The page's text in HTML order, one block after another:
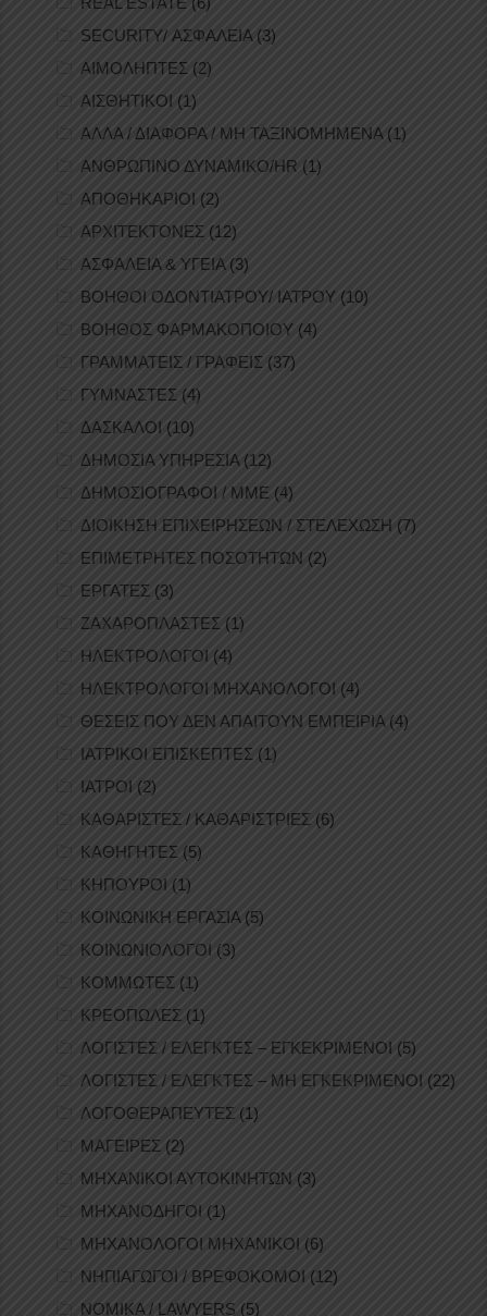
SECURITY/ ΑΣΦΑΛΕΙΑ(3)
ΑΙΜΟΛΗΠΤΕΣ (2)
ΑΙΣΘΗΤΙΚΟΙ (1)
ΑΛΛΑ / ΔΙΑΦΟΡΑ / ΜΗ ΤΑΞΙΝΟΜΗΜΕΝΑ(1)
ΑΝΘΡΩΠΙΝΟ ΔΥΝΑΜΙΚΟ/HR (1)
ΑΠΟΘΗΚΑΡΙΟΙ (2)
ΑΡΧΙΤΕΚΤΟΝΕΣ (12)
ΑΣΦΑΛΕΙΑ & ΥΓΕΙΑ(3)
ΒΟΗΘΟΙ ΟΔΟΝΤΙΑΤΡΟΥ/ ΙΑΤΡΟΥ (10)
ΒΟΗΘΟΣ ΦΑΡΜΑΚΟΠΟΙΟΥ (4)
ΓΡΑΜΜΑΤΕΙΣ / ΓΡΑΦΕΙΣ (37)
ΓΥΜΝΑΣΤΕΣ (4)
ΔΑΣΚΑΛΟΙ (10)
ΔΗΜΟΣΙΑ ΥΠΗΡΕΣΙΑ(12)
ΔΗΜΟΣΙΟΓΡΑΦΟΙ / ΜΜΕ (4)
ΔΙΟΙΚΗΣΗ ΕΠΙΧΕΙΡΗΣΕΩΝ / ΣΤΕΛΕΧΩΣΗ (7)
ΕΠΙΜΕΤΡΗΤΕΣ ΠΟΣΟΤΗΤΩΝ (2)
ΕΡΓΑΤΕΣ (3)
ΖΑΧΑΡΟΠΛΑΣΤΕΣ (1)
ΗΛΕΚΤΡΟΛΟΓΟΙ (4)
ΗΛΕΚΤΡΟΛΟΓΟΙ ΜΗΧΑΝΟΛΟΓΟΙ (4)
ΘΕΣΕΙΣ ΠΟΥ ΔΕΝ ΑΠΑΙΤΟΥΝ ΕΜΠΕΙΡΙΑ (4)
ΙΑΤΡΙΚΟΙ ΕΠΙΣΚΕΠΤΕΣ (1)
ΙΑΤΡΟΙ (2)
ΚΑΘΑΡΙΣΤΕΣ / ΚΑΘΑΡΙΣΤΡΙΕΣ (6)
ΚΑΘΗΓΗΤΕΣ (5)
ΚΗΠΟΥΡΟΙ (1)
ΚΟΙΝΩΝΙΚΗ ΕΡΓΑΣΙΑ(5)
ΚΟΙΝΩΝΙΟΛΟΓΟΙ (3)
ΚΟΜΜΩΤΕΣ (1)
ΚΡΕΟΠΩΛΕΣ (1)
ΛΟΓΙΣΤΕΣ / ΕΛΕΓΚΤΕΣ – ΕΓΚΕΚΡΙΜΕΝΟΙ (5)
ΛΟΓΙΣΤΕΣ / ΕΛΕΓΚΤΕΣ – ΜΗ ΕΓΚΕΚΡΙΜΕΝΟΙ (22)
ΛΟΓΟΘΕΡΑΠΕΥΤΕΣ (1)
ΜΑΓΕΙΡΕΣ (2)
ΜΗΧΑΝΙΚΟΙ ΑΥΤΟΚΙΝΗΤΩΝ (3)
ΜΗΧΑΝΟΔΗΓΟΙ (1)
ΜΗΧΑΝΟΛΟΓΟΙ ΜΗΧΑΝΙΚΟΙ (6)
ΝΗΠΙΑΓΩΓΟΙ / ΒΡΕΦΟΚΟΜΟΙ (12)
ΝΟΜΙΚΑ / LAWYERS (5)